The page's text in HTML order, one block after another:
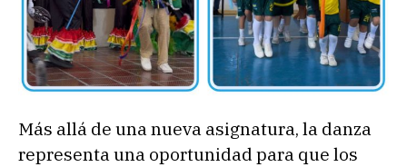
Más allá de una nueva asignatura, la danza
representa una oportunidad para que los